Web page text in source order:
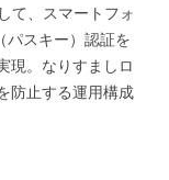
て、スマートフォ
パスキー）認証を
現。なりすましロ
防止する運用構成